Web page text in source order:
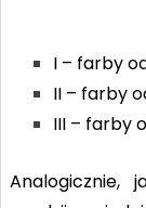
I – farby
II – farby
III – farby
Analogicznie,